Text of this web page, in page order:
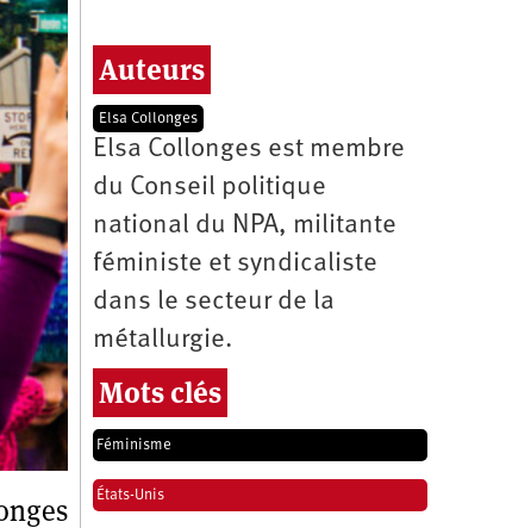
Auteurs
Elsa Collonges
Elsa Collonges est membre
du Conseil politique
national du NPA, militante
féministe et syndicaliste
dans le secteur de la
métallurgie.
Mots clés
Féminisme
États-Unis